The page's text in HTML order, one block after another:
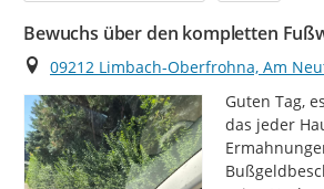
Bewuchs über den kompletten
Ort
09212 Limbach-Oberfrohna, Am
Guten Tag,
das jeder